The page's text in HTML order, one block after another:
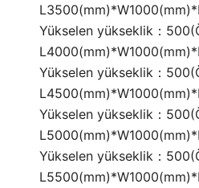
Yükselen yükseklik：
Yükselen yükseklik：
Yükselen yükseklik：
Yükselen yükseklik：